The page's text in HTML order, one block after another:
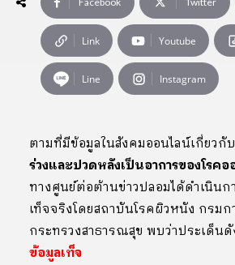
Link Youtube
Line Instagram
ตามที่มีข้อมูลในสังคมออนไลน์เกี่ยวกั
ร่วงและปวดหลังเป็นอาการของโรค
ทางศูนย์ต่อต้านข่าวปลอมได้ดำเนินก
เท็จจริงโดยสถาบันโรคผิวหนัง กรม
กระทรวงสาธารณสุข พบว่าประเด็น
ข้อมูลเท็จ